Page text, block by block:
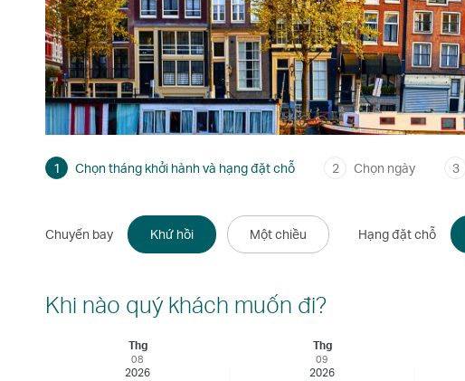
1 Chọn tháng khởi hành và hạng đặt chỗ 2 Chọn ngày 3
Chuyến bay Khứ hồi Một chiều Hạng đặt chỗ
Khi nào quý khách muốn đi?
Thg
08
2026
Thg
09
2026